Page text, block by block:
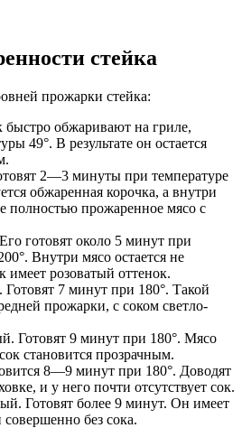
стейка
прожарки стейка:
быстро обжаривают на гриле,
49°. В результате он остается
2—3 минуты при температуре
обжаренная корочка, а внутри
полностью прожаренное мясо с
готовят около 5 минут при
Внутри мясо остается не
розоватый оттенок.
7 минут при 180°. Такой
прожарки, с соком светло-
Готовят 9 минут при 180°. Мясо
становится прозрачным.
8—9 минут при 180°. Доводят
и у него почти отсутствует сок.
Готовят более 9 минут. Он имеет
без сока.